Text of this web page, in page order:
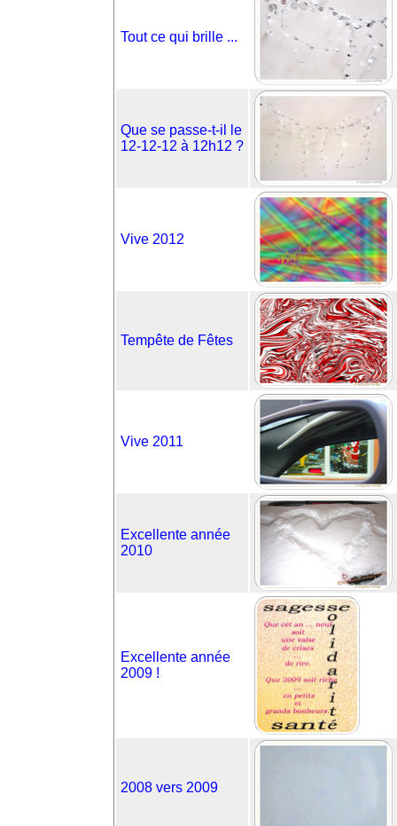
Tout ce qui brille ...
Que se passe-t-il le
12-12-12 à 12h12 ?
Vive 2012
Tempête de Fêtes
Vive 2011
Excellente année
2010
Excellente année
2009 !
2008 vers 2009